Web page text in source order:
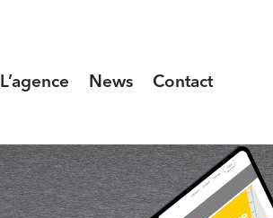
L’agence News Contact